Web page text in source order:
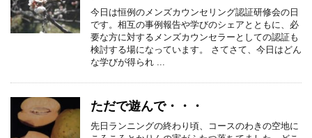
今日は恒例のメンズカウンセリング認証研修会の日
です。相互の事例報告や学びのシェアとともに、必
要な方に対するメンズカウンセラーとしての認証も
検討する場になっています。 さてさて、今日はどん
な学びが得られ ...
ただで遊んで・・・
先日ランニングの終わり頃、コースのわきの空地に